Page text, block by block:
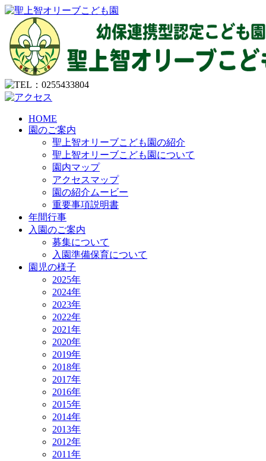
HOME
園のご案内
聖上智オリーブこども園の紹介
聖上智オリーブこども園について
園内マップ
アクセスマップ
園の紹介ムービー
重要事項説明書
年間行事
入園のご案内
募集について
入園準備保育について
園児の様子
2025年
2024年
2023年
2022年
2021年
2020年
2019年
2018年
2017年
2016年
2015年
2014年
2013年
2012年
2011年